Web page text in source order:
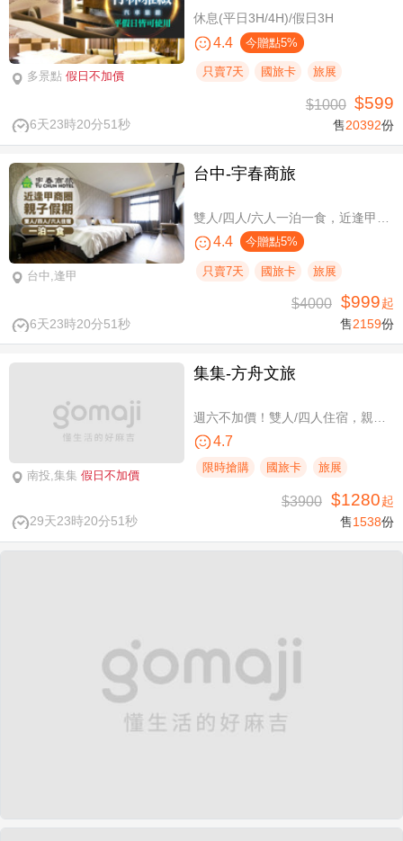
多景點 假日不加價
休息(平日3H/4H)/假日3H
4.4 今贈點5%
只賣7天 國旅卡 旅展
6天23時20分50秒
$1000 $599
售20392份
台中,逢甲
台中-宇春商旅
4.4 今贈點5%
只賣7天 國旅卡 旅展
6天23時20分50秒
$4000 $999起
售2159份
南投,集集 假日不加價
集集-方舟文旅
4.7
限時搶購 國旅卡 旅展
29天23時20分50秒
$3900 $1280起
售1538份